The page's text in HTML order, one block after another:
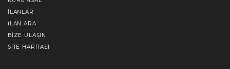
İLANLAR
İLAN ARA
BIZE ULAŞIN
SITE HARITASI